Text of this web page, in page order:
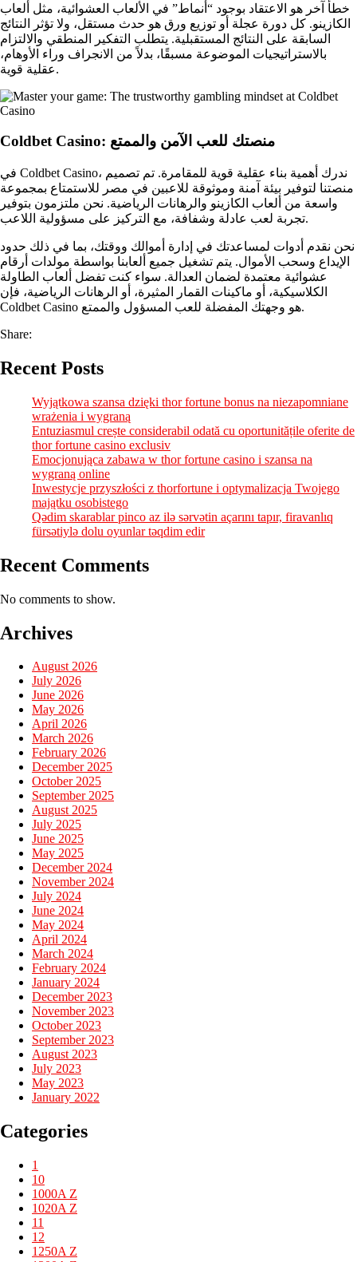
خطأ آخر هو الاعتقاد بوجود “أنماط” في الألعاب العشوائية، مثل ألعاب
الكازينو. كل دورة عجلة أو توزيع ورق هو حدث مستقل، ولا تؤثر النتائج
السابقة على النتائج المستقبلية. يتطلب التفكير المنطقي والالتزام
بالاستراتيجيات الموضوعة مسبقًا، بدلاً من الانجراف وراء الأوهام،
عقلية قوية.
Coldbet Casino: منصتك للعب الآمن والممتع
في Coldbet Casino، ندرك أهمية بناء عقلية قوية للمقامرة. تم تصميم
منصتنا لتوفير بيئة آمنة وموثوقة للاعبين في مصر للاستمتاع بمجموعة
واسعة من ألعاب الكازينو والرهانات الرياضية. نحن ملتزمون بتوفير
تجربة لعب عادلة وشفافة، مع التركيز على مسؤولية اللاعب.
نحن نقدم أدوات لمساعدتك في إدارة أموالك ووقتك، بما في ذلك حدود
الإيداع وسحب الأموال. يتم تشغيل جميع ألعابنا بواسطة مولدات أرقام
عشوائية معتمدة لضمان العدالة. سواء كنت تفضل ألعاب الطاولة
الكلاسيكية، أو ماكينات القمار المثيرة، أو الرهانات الرياضية، فإن
Coldbet Casino هو وجهتك المفضلة للعب المسؤول والممتع.
Share:
Recent Posts
Wyjątkowa szansa dzięki thor fortune bonus na niezapomniane
wrażenia i wygraną
Entuziasmul crește considerabil odată cu oportunitățile oferite de
thor fortune casino exclusiv
Emocjonująca zabawa w thor fortune casino i szansa na
wygraną online
Inwestycje przyszłości z thorfortune i optymalizacja Twojego
majątku osobistego
Qədim skarablar pinco az ilə sərvətin açarını tapır, firavanlıq
fürsətiylə dolu oyunlar təqdim edir
Recent Comments
No comments to show.
Archives
August 2026
July 2026
June 2026
May 2026
April 2026
March 2026
February 2026
December 2025
October 2025
September 2025
August 2025
July 2025
June 2025
May 2025
December 2024
November 2024
July 2024
June 2024
May 2024
April 2024
March 2024
February 2024
January 2024
December 2023
November 2023
October 2023
September 2023
August 2023
July 2023
May 2023
January 2022
Categories
1
10
1000A Z
1020A Z
11
12
1250A Z